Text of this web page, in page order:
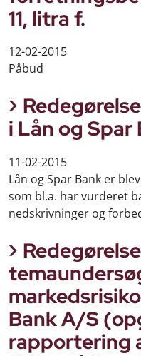
11, litra f.
12-02-2015
Påbud
i Lån og Spar
11-02-2015
Lån og Spar Bank er
som bl.a. har vurderet
nedskrivninger og
Bank A/S
rapportering